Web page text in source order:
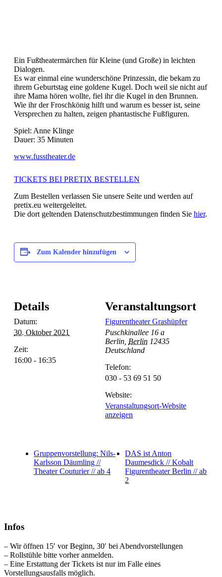
Ein Fußtheatermärchen für Kleine (und Große) in leichten
Dialogen.
Es war einmal eine wunderschöne Prinzessin, die bekam zu
ihrem Geburtstag eine goldene Kugel. Doch weil sie nicht auf
ihre Mama hören wollte, fiel ihr die Kugel in den Brunnen.
Wie ihr der Froschkönig hilft und warum es besser ist, seine
Versprechen zu halten, zeigen phantastische Fußfiguren.
Spiel: Anne Klinge
Dauer: 35 Minuten
www.fusstheater.de
TICKETS BEI PRETIX BESTELLEN
Zum Bestellen verlassen Sie unsere Seite und werden auf
pretix.eu weitergeleitet.
Die dort geltenden Datenschutzbestimmungen finden Sie hier.
Zum Kalender hinzufügen
Details
Datum:
30. Oktober 2021
Zeit:
16:00 - 16:35
Veranstaltungsort
Figurentheater Grashüpfer
Puschkinallee 16 a
Berlin Berlin 12435
Deutschland
Telefon:
030 - 53 69 51 50
Website:
Veranstaltungsort-Website
anzeigen
Gruppenvorstellung: Nils-
Karlsson Däumling //
Theater Couturier // ab 4
DAS ist Anton
Daumesdick // Kobalt
Figurentheater Berlin // ab
2
Infos
– Wir öffnen 15′ vor Beginn, 30′ bei Abendvorstellungen
– Rollstühle bitte vorher anmelden.
– Eine Erstattung der Tickets ist nur im Falle eines
Vorstellungsausfalls möglich.